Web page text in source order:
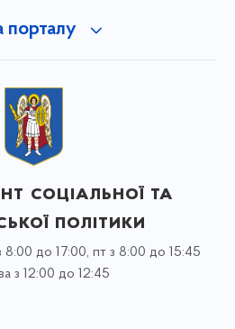
порталу
соціальної та
політики
8:00 до 17:00, пт з 8:00 до 15:45
з 12:00 до 12:45